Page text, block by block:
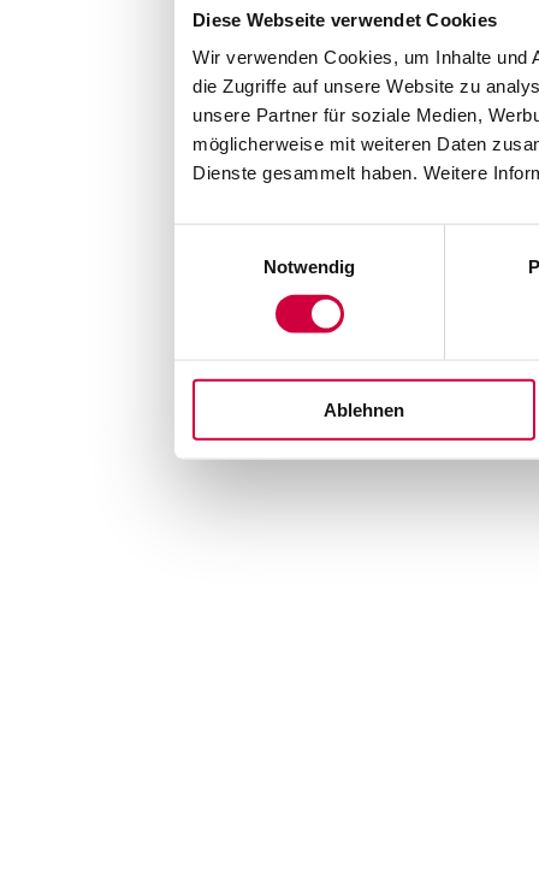
Diese Webseite verwendet Cookies
Wir verwenden Cookies, um Inhalte und
die Zugriffe auf unsere Website zu
unsere Partner für soziale Medien,
möglicherweise mit weiteren Daten
Dienste gesammelt haben. Weitere
Notwendig
Ablehnen